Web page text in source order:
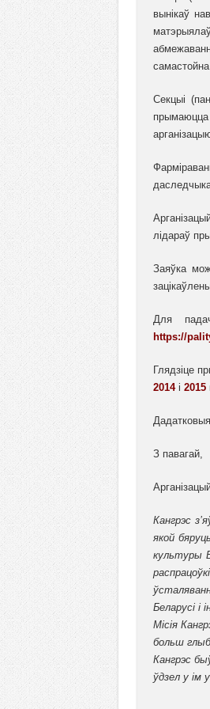
вынікаў
Секцыі
лідараў
Заяўка
Для
https://
Глядзіце
2014і 2015
З павагай,
Кангрэс
якой
культуры
Беларусі і
Місія
больш
Кангрэс
ўдзел у ім